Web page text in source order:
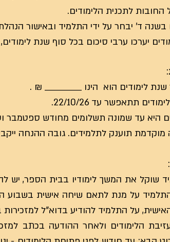
החובות לתכנית הלימודים.
:
תתאפשר עד 22/10/26.
היא עד שמונה תשלומים מחודש ספטמבר
:
שוקל את המשך לימודיו בבית הספר, יש
על מנת לתאם שיחה אישית
על התלמיד להודיע בדוא"ל
הלימודים ולאחר ההודעה בכתב